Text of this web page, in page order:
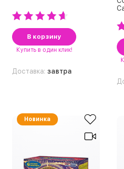
В корзину
Купить в один клик!
Доставка: завтра
Новинка